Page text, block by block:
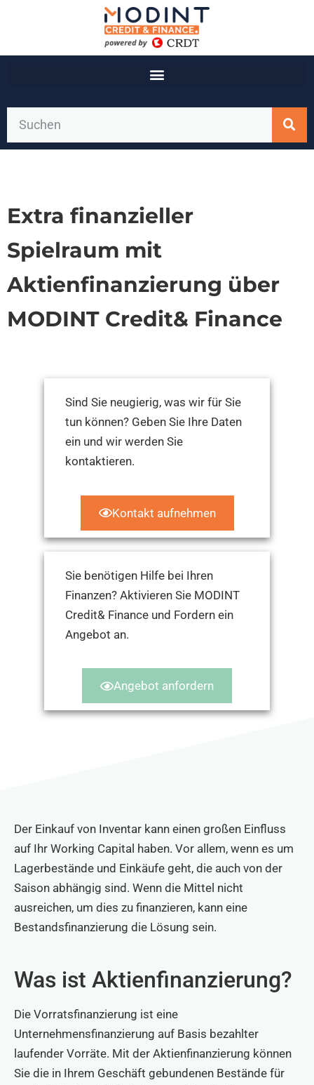
Extra finanzieller
Spielraum mit
Aktienfinanzierung über
MODINT Credit& Finance
Sind Sie neugierig, was wir für Sie
tun können? Geben Sie Ihre Daten
ein und wir werden Sie
kontaktieren.
Kontakt aufnehmen
Sie benötigen Hilfe bei Ihren
Finanzen? Aktivieren Sie MODINT
Credit& Finance und Fordern ein
Angebot an.
Angebot anfordern
Der Einkauf von Inventar kann einen großen Einfluss
auf Ihr Working Capital haben. Vor allem, wenn es um
Lagerbestände und Einkäufe geht, die auch von der
Saison abhängig sind. Wenn die Mittel nicht
ausreichen, um dies zu finanzieren, kann eine
Bestandsfinanzierung die Lösung sein.
Was ist Aktienfinanzierung?
Die Vorratsfinanzierung ist eine
Unternehmensfinanzierung auf Basis bezahlter
laufender Vorräte. Mit der Aktienfinanzierung können
Sie die in Ihrem Geschäft gebundenen Bestände für